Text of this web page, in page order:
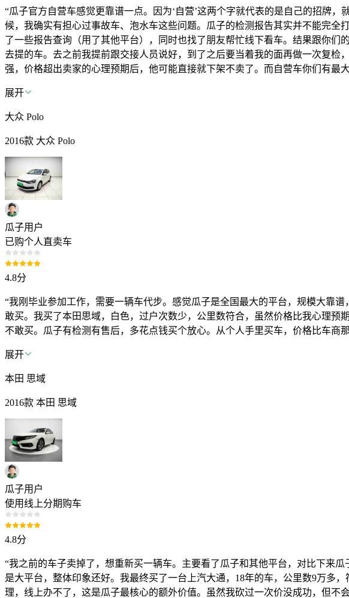
“瓜子官方自营车感觉更靠谱一点。因为‘自营’这两个字就代表的是自己的招牌
候，我确实有担心过事故车、泡水车这些问题。瓜子的检测报告其实并不能完
了一些报告查询（用了其他平台），同时也找了朋友帮忙线下看车。结果跟你
去提的车。去之前我提前跟交接人员说好，到了之后要当着我的面再做一次复
强，价格超出卖家的心理预期后，他可能直接就下架不卖了。而自营车你们有最
展开
大众 Polo
2016款 大众 Polo
瓜子用户
已购个人直卖车
4.8分
“我刚毕业参加工作，需要一辆车代步。感觉瓜子是全国最大的平台，规模大靠
敢买。我买了本田思域，白色，过户次数少，公里数符合，虽然价格比我心理预
不敢买。瓜子有检测有售后，多花点钱买个放心。从个人手里买车，价格比车商
展开
本田 思域
2016款 本田 思域
瓜子用户
使用线上分期购车
4.8分
“我之前的车子卖掉了，想重新买一辆车。主要看了瓜子和其他平台，对比下来
是大平台，整体印象还好。我最终买了一台上汽大通，18年的车，公里数9万多
理，线上办不了，这是瓜子最核心的额外价值。虽然我砍过一次价没成功，但不